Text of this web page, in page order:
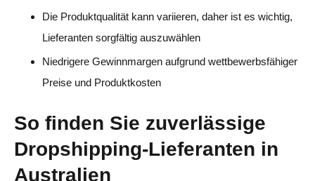
Die Produktqualität kann variieren, daher ist es wichtig,
Lieferanten sorgfältig auszuwählen
Niedrigere Gewinnmargen aufgrund wettbewerbsfähiger
Preise und Produktkosten
So finden Sie zuverlässige
Dropshipping-Lieferanten in
Australien